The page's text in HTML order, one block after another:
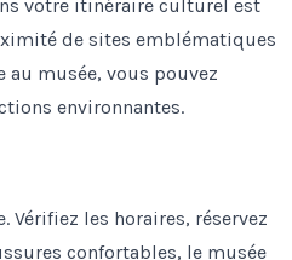
votre itinéraire culturel est
de sites emblématiques
au musée, vous pouvez
environnantes.
les horaires, réservez
confortables, le musée